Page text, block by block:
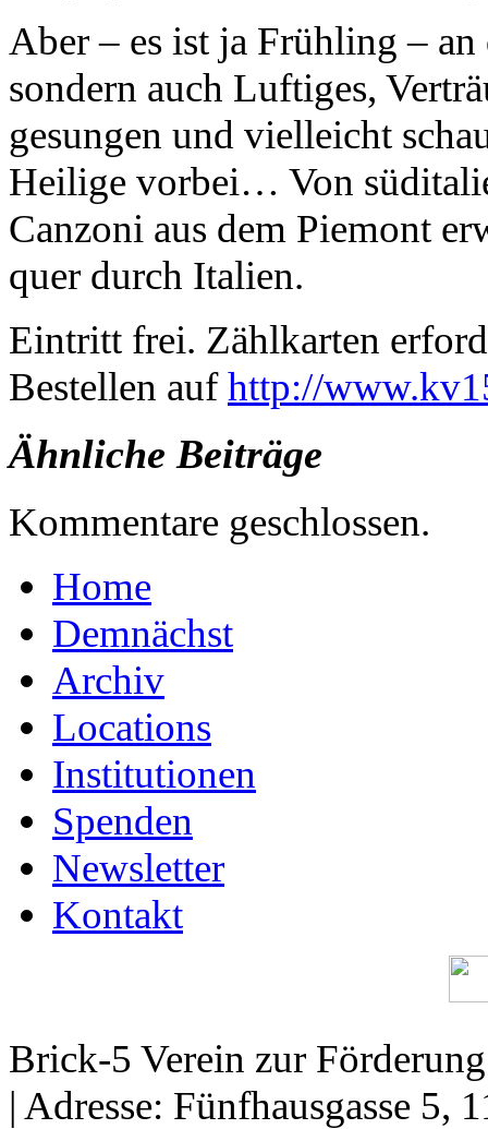
Aber – es ist ja Frühling –
sondern auch Luftiges,
gesungen und vielleicht
Heilige vorbei… Von
Canzoni aus dem Piemont
quer durch Italien.
Eintritt frei. Zählkarten
Bestellen aufhttp://
Ähnliche Beiträge
Kommentare geschlossen.
Home
Demnächst
Archiv
Locations
Institutionen
Spenden
Newsletter
Kontakt
Brick-5 Verein zur
| Adresse: Fünfhausgasse 5,